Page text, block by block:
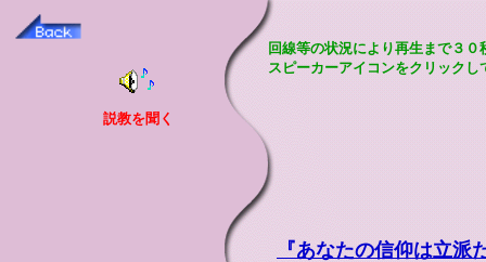
説教を聞く
回線等の状況により再生まで３
スピーカーアイコンをクリック
『あなたの信仰は立派